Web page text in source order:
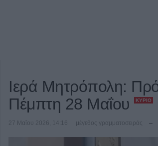
Ιερά Μητρόπολη:
Πέμπτη 28 Μαΐου
ΚΎΡΙΟ
27 Μαΐου 2026, 14:16 μέγεθος γραμματοσειράς